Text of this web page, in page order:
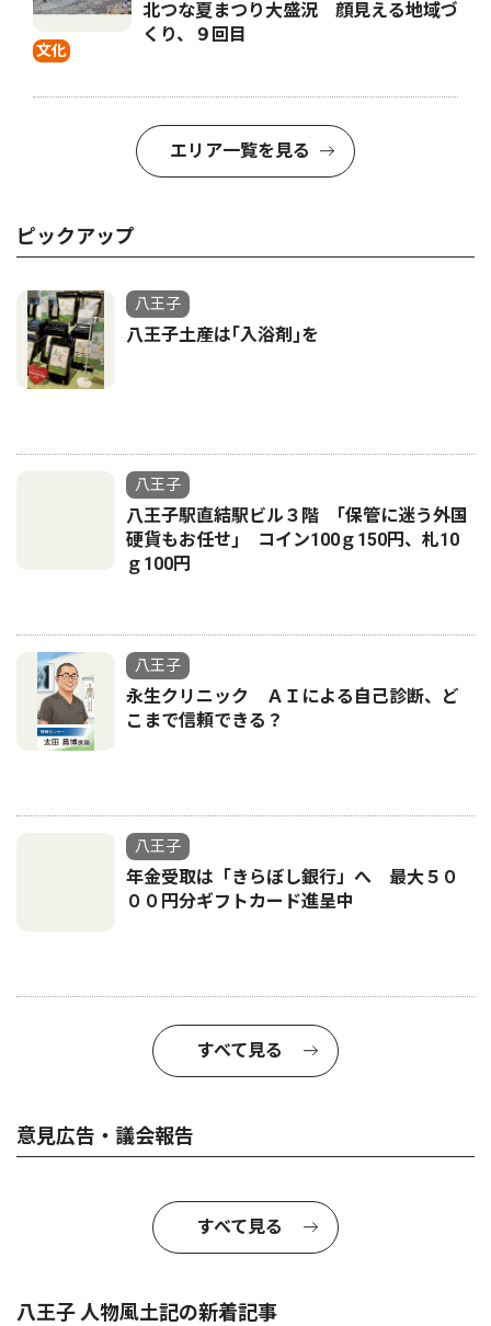
文化
北つな夏まつり大盛況 顔見える地域づ
くり、９回目
エリア一覧を見る
ピックアップ
八王子
八王子土産は｢入浴剤｣を
八王子
八王子駅直結駅ビル３階 ｢保管に迷う外国
硬貨もお任せ｣ コイン100ｇ150円、札10
ｇ100円
八王子
永生クリニック ＡＩによる自己診断、ど
こまで信頼できる？
八王子
年金受取は「きらぼし銀行」へ 最大５０
００円分ギフトカード進呈中
すべて見る
意見広告・議会報告
すべて見る
八王子 人物風土記の新着記事